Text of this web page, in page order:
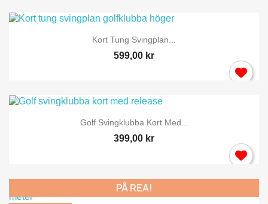
Kort Tung Svingplan...
599,00 kr
Golf Svingklubba Kort Med...
399,00 kr
PÅ REA!